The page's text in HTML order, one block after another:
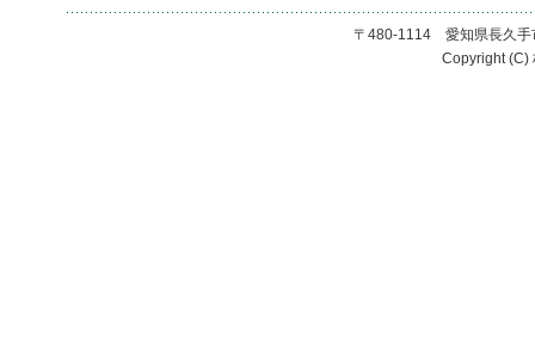
〒480-1114 愛知県長久手
Copyright (C)